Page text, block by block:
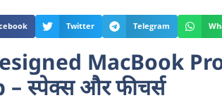
Twitter Telegram
MacBook
– स्पेक्स और फीचर्स